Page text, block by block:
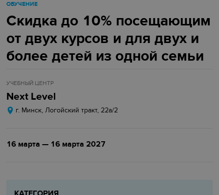
ОБУЧЕНИЕ
Скидка до 10% посещающим
от двух курсов и для двух и
более детей из одной семьи
УЧЕБНЫЙ ЦЕНТР
Next Level
г. Минск, Логойский тракт, 22а/2
16 марта — 16 марта 2027